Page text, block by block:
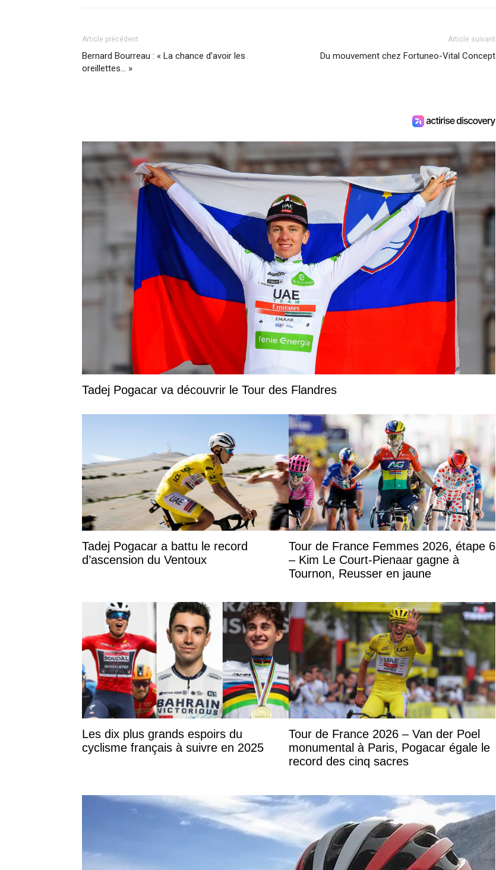
Article précédent
Bernard Bourreau : « La chance d’avoir les
oreillettes… »
Article suivant
Du mouvement chez Fortuneo-Vital Concept
Tadej Pogacar va découvrir le Tour des Flandres
Tadej Pogacar a battu le record
d’ascension du Ventoux
Tour de France Femmes 2026, étape 6
– Kim Le Court-Pienaar gagne à
Tournon, Reusser en jaune
Les dix plus grands espoirs du
cyclisme français à suivre en 2025
Tour de France 2026 – Van der Poel
monumental à Paris, Pogacar égale le
record des cinq sacres